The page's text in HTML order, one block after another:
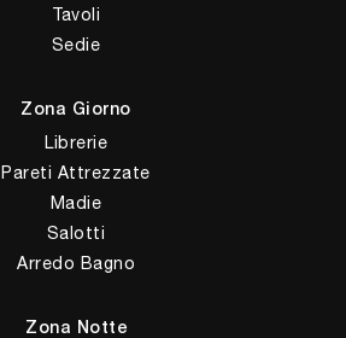
Tavoli
Sedie
Zona Giorno
Librerie
Pareti Attrezzate
Madie
Salotti
Arredo Bagno
Zona Notte